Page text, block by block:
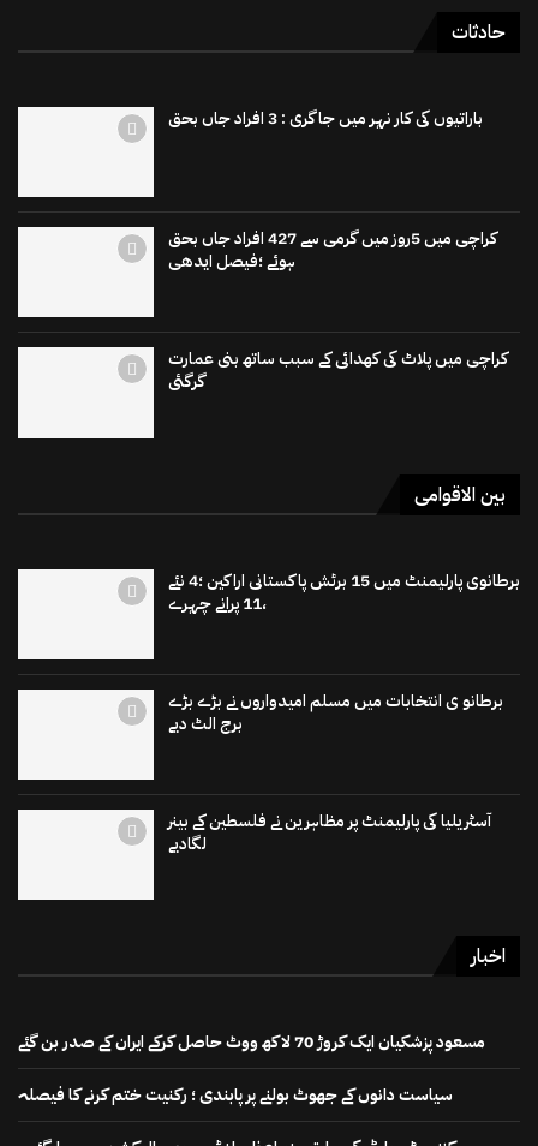
حادثات
باراتیوں کی کار نہر میں جاگری : 3 افراد جاں بحق
کراچی میں 5روز میں گرمی سے 427 افراد جاں بحق
ہوئے ؛فیصل ایدھی
کراچی میں پلاٹ کی کھدائی کے سبب ساتھ بنی عمارت
گرگئی
بین الاقوامی
برطانوی پارلیمنٹ میں 15 برٹش پاکستانی اراکین ؛4 نئے
،11 پرانے چہرے
برطانو ی انتخابات میں مسلم امیدواروں نے بڑے بڑے
برج الٹ دیے
آسٹریلیا کی پارلیمنٹ پر مظاہرین نے فلسطین کے بینر
لگادیے
اخبار
مسعود پزشکیان ایک کروڑ 70 لاکھ ووٹ حاصل کرکے ایران کے صدر بن گئے
سیاست دانوں کے جھوٹ بولنے پر پابندی ؛ رکنیت ختم کرنے کا فیصلہ